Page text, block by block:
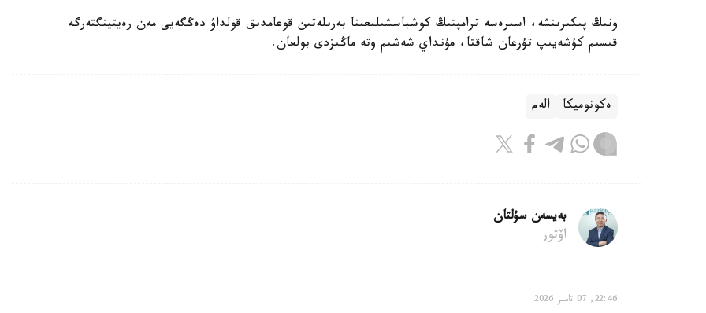
ونىڭ پىكىرىنشە، اسىرەسە ترامپتىڭ كوشباسشىلىعىنا بەرىلەتىن قوعامدىق قولداۋ دەڭگەيى مەن رەيتينگتەرگە
قىسىم كۇشەيىپ تۇرعان شاقتا، مۇنداي شەشىم وتە ماڭىزدى بولعان.
ەكونوميكا الەم
بەيسەن سۇلتان
اۆتور
22:46, 07 تامىز 2026